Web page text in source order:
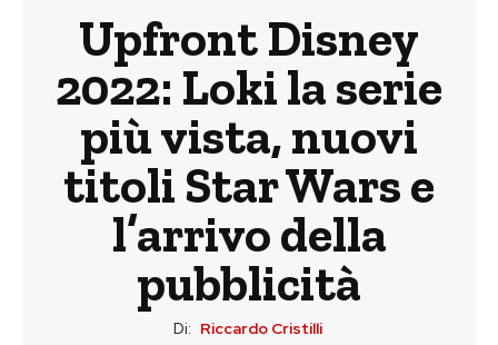
Upfront Disney
2022: Loki la serie
più vista, nuovi
titoli Star Wars e
l’arrivo della
pubblicità
Di: Riccardo Cristilli